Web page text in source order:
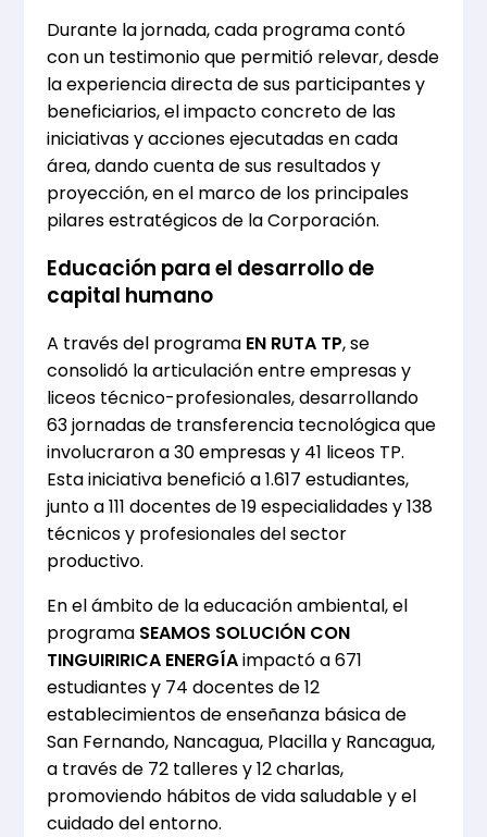
Durante la jornada, cada programa contó
con un testimonio que permitió relevar, desde
la experiencia directa de sus participantes y
beneficiarios, el impacto concreto de las
iniciativas y acciones ejecutadas en cada
área, dando cuenta de sus resultados y
proyección, en el marco de los principales
pilares estratégicos de la Corporación.
Educación para el desarrollo de
capital humano
A través del programa EN RUTA TP, se
consolidó la articulación entre empresas y
liceos técnico-profesionales, desarrollando
63 jornadas de transferencia tecnológica que
involucraron a 30 empresas y 41 liceos TP.
Esta iniciativa benefició a 1.617 estudiantes,
junto a 111 docentes de 19 especialidades y 138
técnicos y profesionales del sector
productivo.
En el ámbito de la educación ambiental, el
programa SEAMOS SOLUCIÓN CON
TINGUIRIRICA ENERGÍAimpactó a 671
estudiantes y 74 docentes de 12
establecimientos de enseñanza básica de
San Fernando, Nancagua, Placilla y Rancagua,
a través de 72 talleres y 12 charlas,
promoviendo hábitos de vida saludable y el
cuidado del entorno.